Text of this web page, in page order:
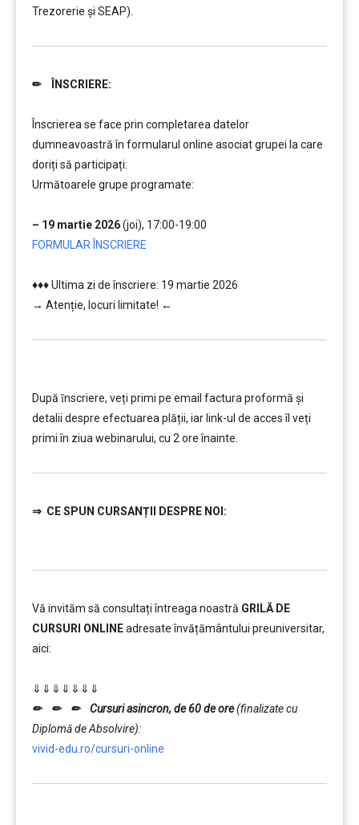
Trezorerie și SEAP).
✏ ÎNSCRIERE:
Înscrierea se face prin completarea datelor
dumneavoastră în formularul online asociat grupei la care
doriți să participați:
Următoarele grupe programate:
– 19 martie 2026(joi), 17:00-19:00
FORMULAR ÎNSCRIERE
♦♦♦ Ultima zi de înscriere: 19 martie 2026
→ Atenție, locuri limitate! ←
După ȋnscriere, veți primi pe email factura proformă și
detalii despre efectuarea plății, iar link-ul de acces îl veți
primi în ziua webinarului, cu 2 ore înainte.
⇒ CE SPUN CURSANȚII DESPRE NOI:
Vă invităm să consultați întreaga noastră GRILĂ DE
CURSURI ONLINEadresate învățământului preuniversitar,
aici:
⇓⇓⇓⇓⇓⇓⇓
✏ ✏ ✏ Cursuri asincron, de 60 de ore(finalizate cu
Diplomă de Absolvire):
vivid-edu.ro/cursuri-online